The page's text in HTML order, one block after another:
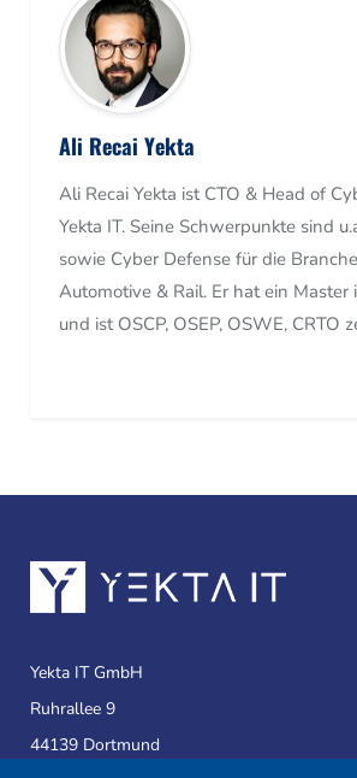
Ali Recai Yekta
Ali Recai Yekta ist CTO & Head of
Yekta IT. Seine Schwerpunkte sind
sowie Cyber Defense für die
Automotive & Rail. Er hat ein Master
und ist OSCP, OSEP, OSWE, CRTO
Yekta IT GmbH
Ruhrallee 9
44139 Dortmund